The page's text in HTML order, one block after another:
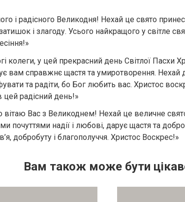
і радісного Великодня! Нехай це свято
і злагоду. Усього найкращого у світле
колеги, у цей прекрасний день Світлої Пасхи
вам справжнє щастя та умиротворення.
та радіти, бо Бог любить вас. Христос
цей радісний день!»
вітаю Вас з Великоднем! Нехай це величне
почуттями надії і любові, дарує щастя та
добробуту і благополуччя. Христос Воскрес!»
Вам також може бути